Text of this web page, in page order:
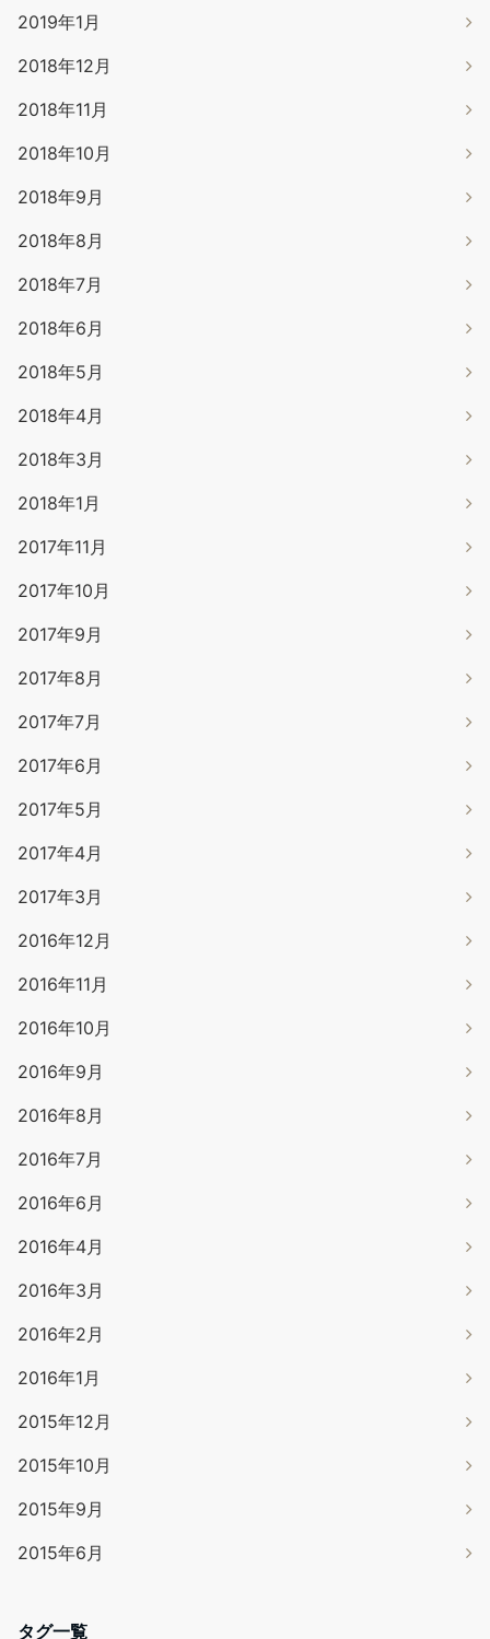
2019年1月
2018年12月
2018年11月
2018年10月
2018年9月
2018年8月
2018年7月
2018年6月
2018年5月
2018年4月
2018年3月
2018年1月
2017年11月
2017年10月
2017年9月
2017年8月
2017年7月
2017年6月
2017年5月
2017年4月
2017年3月
2016年12月
2016年11月
2016年10月
2016年9月
2016年8月
2016年7月
2016年6月
2016年4月
2016年3月
2016年2月
2016年1月
2015年12月
2015年10月
2015年9月
2015年6月
タグ一覧